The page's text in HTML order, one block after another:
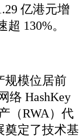
亿港元增
130%。
规模位居前
络 HashKey
（RWA）代
奠定了技术基